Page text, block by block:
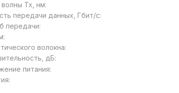
Tx, нм:
передачи данных, Гбит/c:
передачи:
волокна:
дБ:
питания: